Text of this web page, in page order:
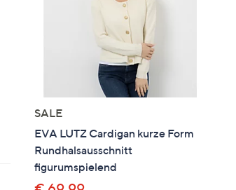
SALE
EVA LUTZ Cardigan kurze Form
Rundhalsausschnitt
figurumspielend